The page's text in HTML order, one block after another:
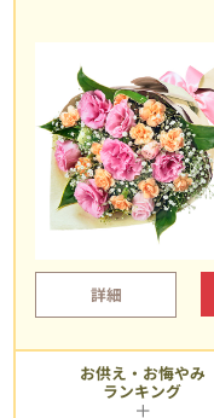
詳細
お供え・お悔やみ
ランキング